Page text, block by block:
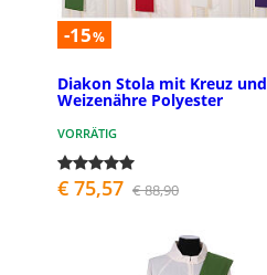
-15%
Diakon Stola mit Kreuz und
Weizenähre Polyester
VORRÄTIG
€ 75,57 € 88,90